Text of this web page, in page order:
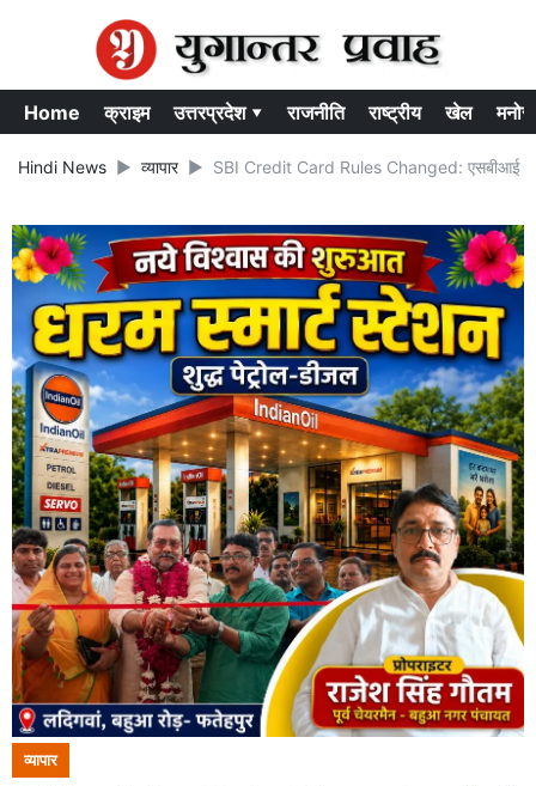
Home क्राइम उत्तरप्रदेश ▾ राजनीति राष्ट्रीय खेल
Hindi News व्यापार SBI Credit Card Rules Changed: एसबीआई
व्यापार